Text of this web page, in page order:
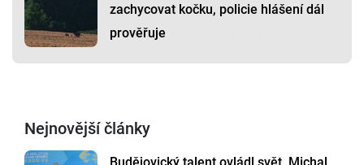
zachycovat kočku, policie hlášení dál
prověřuje
Nejnovější články
Budějovický talent ovládl svět. Michal